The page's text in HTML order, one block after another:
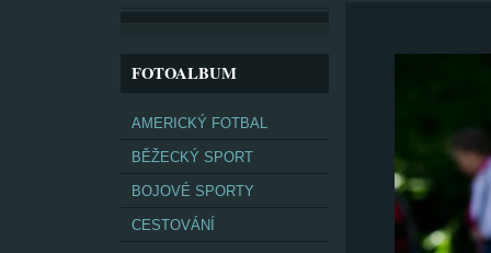
FOTOALBUM
AMERICKÝ FOTBAL
BĚŽECKÝ SPORT
BOJOVÉ SPORTY
CESTOVÁNÍ